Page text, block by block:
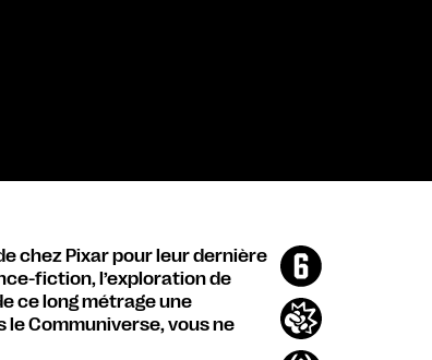
chez Pixar pour leur dernière
fiction, l’exploration de
ce long métrage une
Communiverse, vous ne